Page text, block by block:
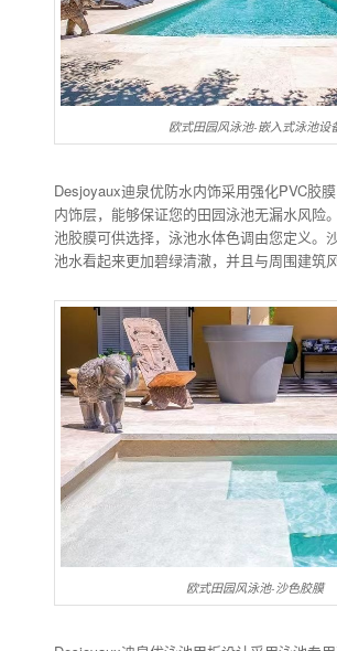
欧式田园风泳池-嵌入式泳池设
Desjoyaux迪泉优防水内饰采用强化PVC胶
内饰层，能够保证您的田园泳池无漏水风险
池胶膜可供选择，泳池水体色调由您定义。
池水看起来更加碧绿清澈，并且与周围建筑
欧式田园风泳池-沙色胶膜